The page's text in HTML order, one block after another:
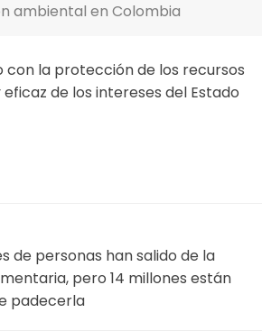
ambiental en Colombia
la protección de los recursos
de los intereses del Estado
de personas han salido de la
pero 14 millones están
padecerla